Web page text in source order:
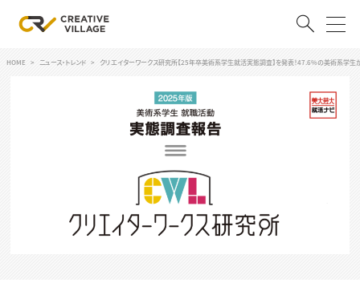
クリエイター求人を探す
CREATIVE JOB求人検索
特集求人
HOME ニュース・トレンド クリエイターワークス研究所【25年卒美術系学生就活実態調査】を発表！47.6%の美術系学生